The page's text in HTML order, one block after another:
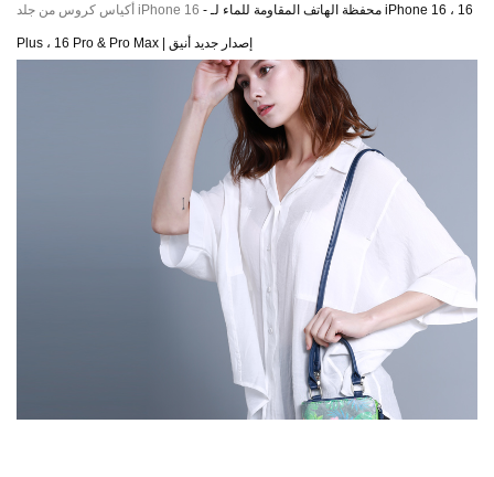
أكياس كروس من جلد iPhone 16 - محفظة الهاتف المقاومة للماء لـ iPhone 16 ، 16
Plus ، 16 Pro & Pro Max | إصدار جديد أنيق